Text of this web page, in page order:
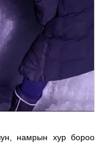
намрын хур бороо